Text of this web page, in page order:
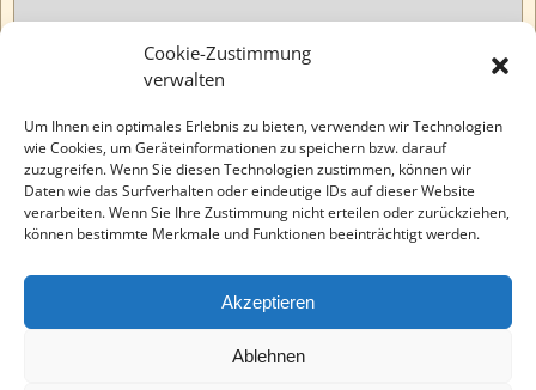
Cookie-Zustimmung
verwalten
Um Ihnen ein optimales Erlebnis zu bieten, verwenden wir Technologien
wie Cookies, um Geräteinformationen zu speichern bzw. darauf
zuzugreifen. Wenn Sie diesen Technologien zustimmen, können wir
Daten wie das Surfverhalten oder eindeutige IDs auf dieser Website
verarbeiten. Wenn Sie Ihre Zustimmung nicht erteilen oder zurückziehen,
können bestimmte Merkmale und Funktionen beeinträchtigt werden.
Akzeptieren
Ablehnen
Varia